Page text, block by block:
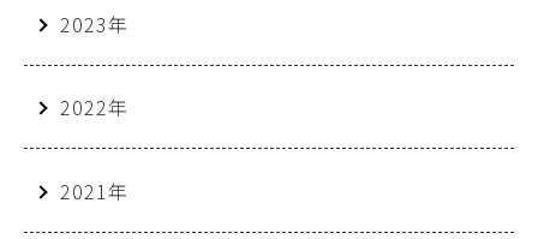
2023年
2022年
2021年